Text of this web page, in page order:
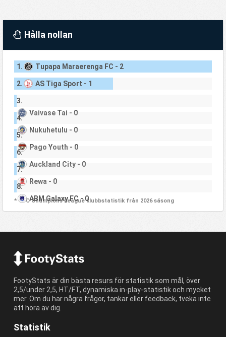
Hålla nollan
1. Tupapa Maraerenga FC - 2
2. AS Tiga Sport - 1
3.
Vaivase Tai - 0
4.
Nukuhetulu - 0
5.
Pago Youth - 0
6.
Auckland City - 0
7.
Rewa - 0
8.
ABM Galaxy FC - 0
* OFC Champions League klubbstatistik från 2026 säsong
FootyStats är din bästa resurs för statistik som mål, över
2,5/under 2,5, HT/FT, dynamiska in-play-statistik och mycket
mer. Om du har några frågor, tankar eller feedback, tveka inte
att höra av dig.
Statistik